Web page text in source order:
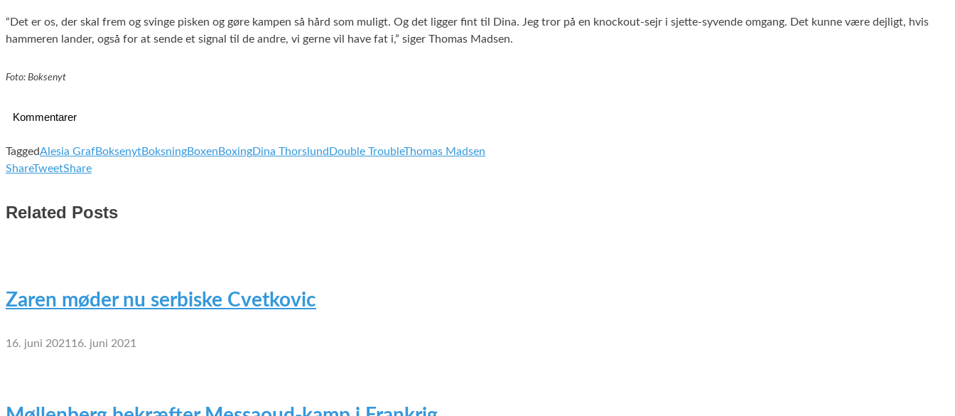
“Det er os, der skal frem og svinge pisken og gøre kampen så hård som muligt. Og det ligger fint til Dina. Jeg tror på en knockout-sejr i sjette-syvende omgang. Det kunne være dejligt, hvis
hammeren lander, også for at sende et signal til de andre, vi gerne vil have fat i,” siger Thomas Madsen.
Foto: Boksenyt
Kommentarer
TaggedAlesia GrafBoksenytBoksningBoxen BoxingDina Thorslund Double TroubleThomas Madsen
ShareTweetShare
Related Posts
Zaren møder nu serbiske Cvetkovic
16. juni 2021 16. juni 2021